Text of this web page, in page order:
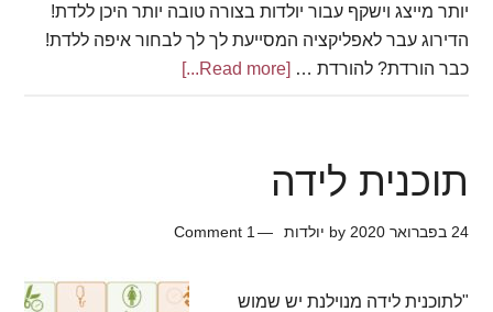
יותר מייצג וישקף עבור יולדות בצורה טובה יותר היכן ללדת!
הדירוג עבר לאפליקציה המסייעת לך לך לבחור איפה ללדת!
כבר הורדת? להורדת … [Read more...]
about
תוכנית לידה
24 בפברואר 2020 by יולדות 1 Comment
"לתוכנית לידה מנוילנת יש שמוש